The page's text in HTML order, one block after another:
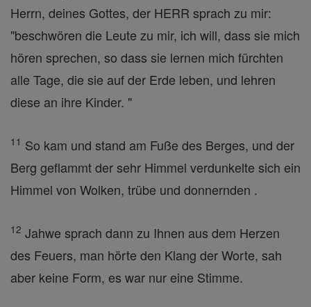
Herrn, deines Gottes, der HERR sprach zu mir:
"beschwören die Leute zu mir, ich will, dass sie mich
hören sprechen, so dass sie lernen mich fürchten
alle Tage, die sie auf der Erde leben, und lehren
diese an ihre Kinder. "
11 So kam und stand am Fuße des Berges, und der
Berg geflammt der sehr Himmel verdunkelte sich ein
Himmel von Wolken, trübe und donnernden .
12 Jahwe sprach dann zu Ihnen aus dem Herzen
des Feuers, man hörte den Klang der Worte, sah
aber keine Form, es war nur eine Stimme.